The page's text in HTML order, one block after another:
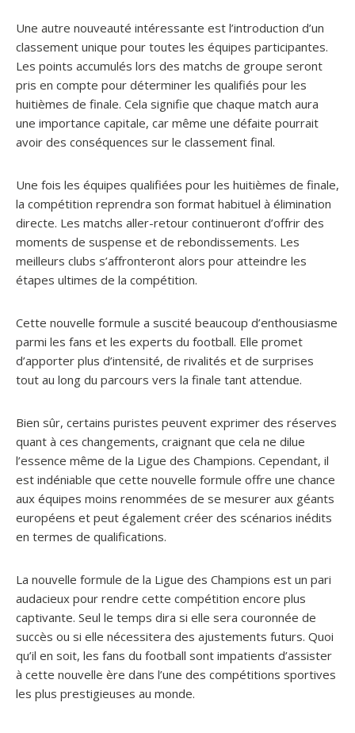
Une autre nouveauté intéressante est l’introduction d’un
classement unique pour toutes les équipes participantes.
Les points accumulés lors des matchs de groupe seront
pris en compte pour déterminer les qualifiés pour les
huitièmes de finale. Cela signifie que chaque match aura
une importance capitale, car même une défaite pourrait
avoir des conséquences sur le classement final.
Une fois les équipes qualifiées pour les huitièmes de finale,
la compétition reprendra son format habituel à élimination
directe. Les matchs aller-retour continueront d’offrir des
moments de suspense et de rebondissements. Les
meilleurs clubs s’affronteront alors pour atteindre les
étapes ultimes de la compétition.
Cette nouvelle formule a suscité beaucoup d’enthousiasme
parmi les fans et les experts du football. Elle promet
d’apporter plus d’intensité, de rivalités et de surprises
tout au long du parcours vers la finale tant attendue.
Bien sûr, certains puristes peuvent exprimer des réserves
quant à ces changements, craignant que cela ne dilue
l’essence même de la Ligue des Champions. Cependant, il
est indéniable que cette nouvelle formule offre une chance
aux équipes moins renommées de se mesurer aux géants
européens et peut également créer des scénarios inédits
en termes de qualifications.
La nouvelle formule de la Ligue des Champions est un pari
audacieux pour rendre cette compétition encore plus
captivante. Seul le temps dira si elle sera couronnée de
succès ou si elle nécessitera des ajustements futurs. Quoi
qu’il en soit, les fans du football sont impatients d’assister
à cette nouvelle ère dans l’une des compétitions sportives
les plus prestigieuses au monde.